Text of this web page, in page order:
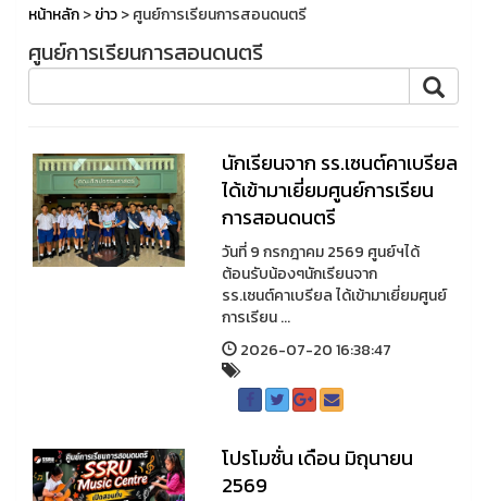
หน้าหลัก>ข่าว> ศูนย์การเรียนการสอนดนตรี
ศูนย์การเรียนการสอนดนตรี
นักเรียนจาก รร.เซนต์คาเบรียล
ได้เข้ามาเยี่ยมศูนย์การเรียน
การสอนดนตรี
วันที่ 9 กรกฎาคม 2569 ศูนย์ฯได้
ต้อนรับน้องๆนักเรียนจาก
รร.เซนต์คาเบรียล ได้เข้ามาเยี่ยมศูนย์
การเรียน ...
2026-07-20 16:38:47
โปรโมชั่น เดือน มิถุนายน
2569